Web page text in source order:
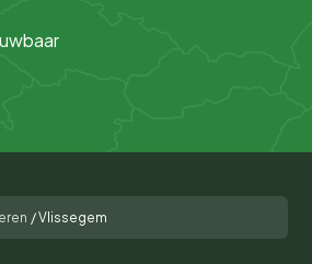
/Vlissegem